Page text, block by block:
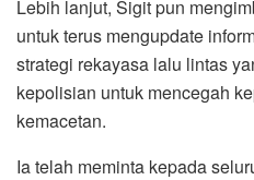
Lebih lanjut, Sigit pun
untuk terus mengupdate
strategi rekayasa lalu lintas
kepolisian untuk mencegah
kemacetan.
Ia telah meminta kepada